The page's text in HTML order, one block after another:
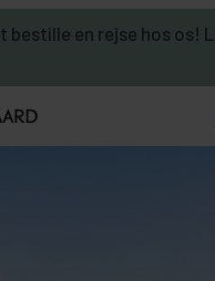
bestille en rejse hos os!